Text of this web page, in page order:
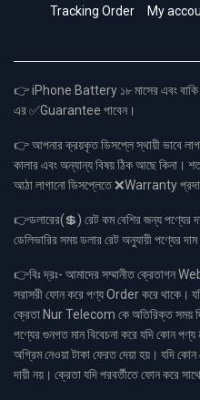
Tracking Order My
👉 iPhone Battery ১৮ মাসের এবং
এর ✅Guarantee পাবেন।
👉 আপনার ক্রয়কৃত ডিসপ্লে স্থায়ী ভাবে
কালার এবং অন্যান্য বিষয় ঠিক আছে কিনা।
আঠা লাগানো ডিসপ্লেতে ❌Warranty
👉ডলারের(💲) রেট কম বেশির জন্য পণ্যের
ডেলিভারির সময় ডলার রেট অনুযায়ী পণ্যের দাম
👉বিঃ দ্রঃ- আমাদের সম্মানীত
সরাসরী ফোন করে পণ্য Order করে থাকে।
ক্রেতা Nur Telecom কে অতিরিক্ত সময়
পণ্যের গুনগত মান বিবেচনা করে যদি কোন পণ্য
অগ্রিম নেওয়া টাকা ফেরত দেয়া হয়। যদি
দায়ী নয়। ক্রেতা যদি পরবর্তীতে ফোন করে